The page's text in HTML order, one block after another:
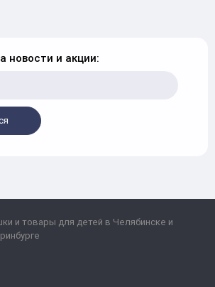
новости и акции:
и товары для детей в Челябинске и